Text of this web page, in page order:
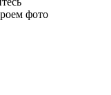
фото